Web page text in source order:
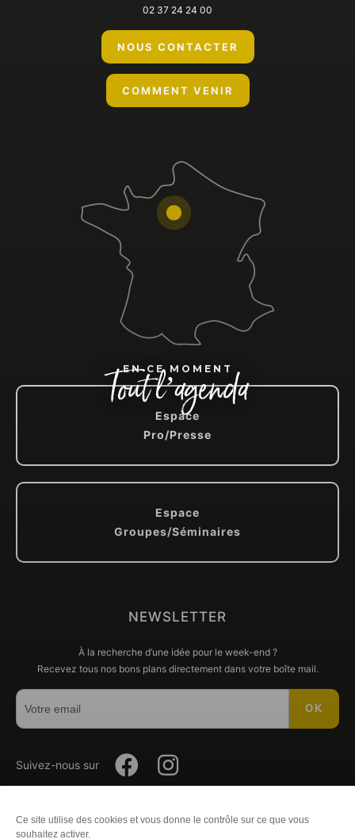
Ce site utilise des cookies et vous donne le contrôle sur ce que vous
souhaitez activer.
EN CE MOMENT
Tout l’agenda
02 37 24 24 00
NOUS CONTACTER
COMMENT VENIR
Espace
Pro/Presse
Espace
Groupes/Séminaires
NEWSLETTER
À la recherche d’une idée pour le week-end ?
Recevez tous nos bons plans directement dans votre boîte mail.
OK
Suivez-nous sur
Suivez-
Suivez-
Plan du site -Mentions légales -Éditer mes cookies -Politique